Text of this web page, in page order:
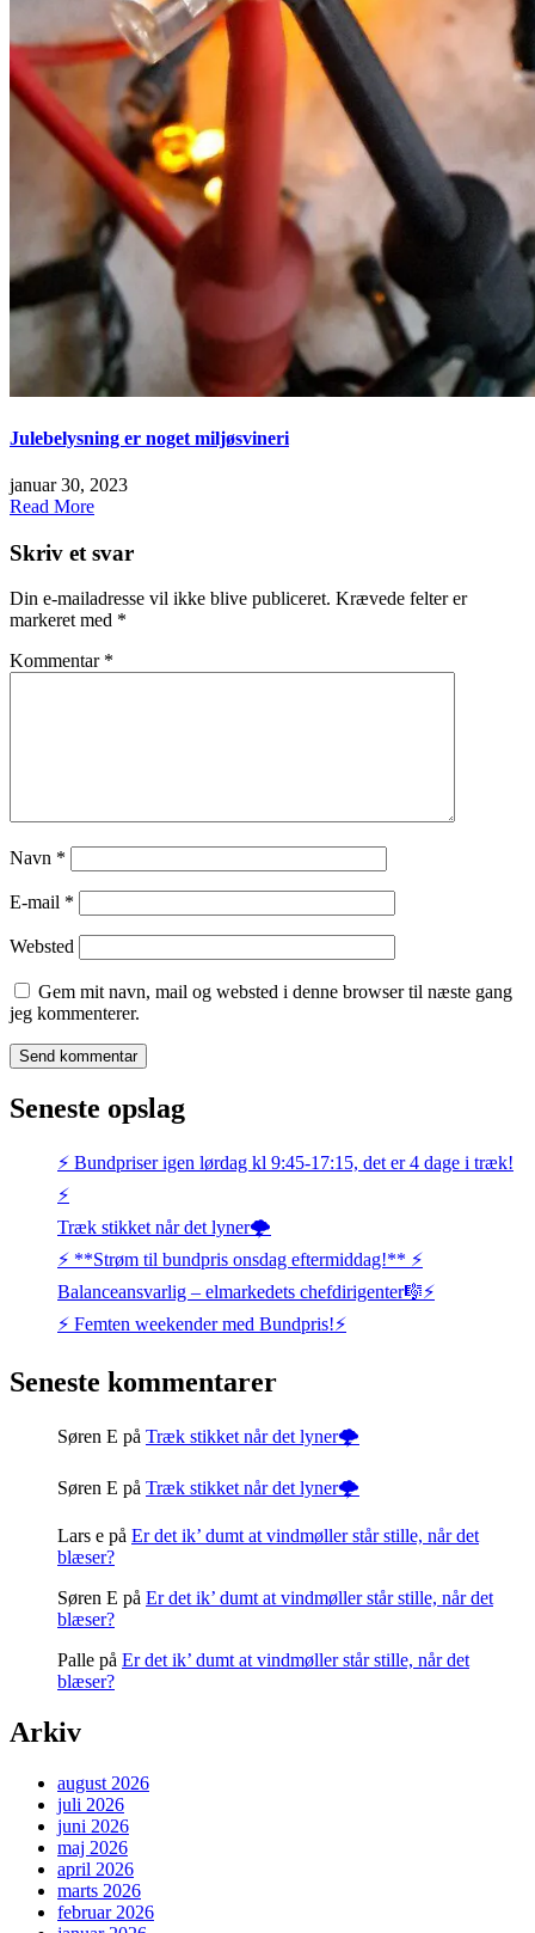
Julebelysning er noget miljøsvineri
januar 30, 2023
Read More
Skriv et svar
Din e-mailadresse vil ikke blive publiceret. Krævede felter er
markeret med *
Kommentar *
Navn *
E-mail *
Websted
Gem mit navn, mail og websted i denne browser til næste gang
jeg kommenterer.
Seneste opslag
⚡️ Bundpriser igen lørdag kl 9:45-17:15, det er 4 dage i træk!
⚡️
Træk stikket når det lyner🌩️
⚡️ **Strøm til bundpris onsdag eftermiddag!** ⚡️
Balanceansvarlig – elmarkedets chefdirigenter🎼⚡
⚡️ Femten weekender med Bundpris!⚡️
Seneste kommentarer
Søren E på Træk stikket når det lyner🌩️
Søren E på Træk stikket når det lyner🌩️
Lars e på Er det ik’ dumt at vindmøller står stille, når det
blæser?
Søren E på Er det ik’ dumt at vindmøller står stille, når det
blæser?
Palle på Er det ik’ dumt at vindmøller står stille, når det
blæser?
Arkiv
august 2026
juli 2026
juni 2026
maj 2026
april 2026
marts 2026
februar 2026